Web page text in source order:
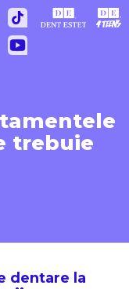
trebuie
dentare la